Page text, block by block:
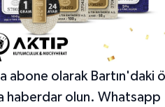
abone olarak Bartın'daki
haberdar olun. Whatsapp